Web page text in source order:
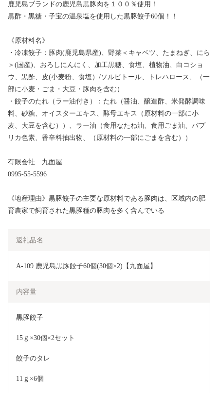
鹿児島ブランドの鹿児島黒豚肉を１００％使用！
黒酢・黒糖・子宝の温泉塩を使用した黒豚餃子60個！！
《原材料名》
・冷凍餃子：豚肉(鹿児島県産)、野菜＜キャベツ、たまねぎ、にら
＞(国産)、おろしにんにく、加工黒糖、食塩、植物油、白コショ
ウ、黒酢、皮(小麦粉、食塩）/ソルビトール、トレハロース、（一
部に小麦・ごま・大豆・豚肉を含む）
・餃子のたれ（ラー油付き）：たれ（醤油、醸造酢、米発酵調味
料、砂糖、オイスターエキス、酵母エキス（原材料の一部に小
麦、大豆を含む））、ラー油（食用なたね油、食用ごま油、パプ
リカ色素、香辛料抽出物、（原材料の一部にごまを含む））
有限会社 九面屋
0995-55-5596
《地産理由》黒豚餃子の主要な原材料である豚肉は、区域内の肥
育農家で飼育された黒豚種の豚肉を多く含んでいる
返礼品名
A-109 鹿児島黒豚餃子60個(30個×2)【九面屋】
内容量
黒豚餃子
15ｇ×30個×2セット
餃子のタレ
11ｇ×6個